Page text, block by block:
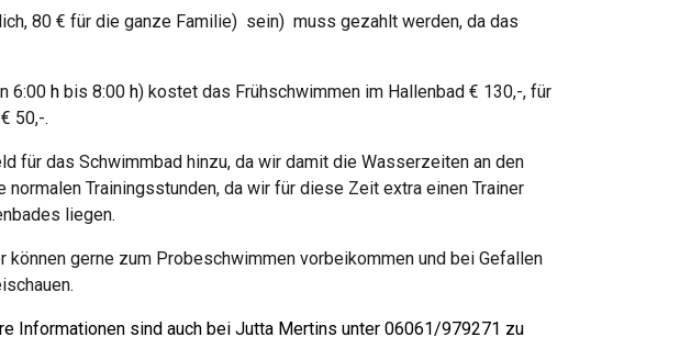
80 € für die ganze Familie) sein) muss gezahlt werden, da das
6:00 h bis 8:00 h) kostet das Frühschwimmen im Hallenbad € 130,-, für
50,-.
für das Schwimmbad hinzu, da wir damit die Wasserzeiten an den
Trainingsstunden, da wir für diese Zeit extra einen Trainer
liegen.
gerne zum Probeschwimmen vorbeikommen und bei Gefallen
Informationen sind auch bei Jutta Mertins unter 06061/979271 zu